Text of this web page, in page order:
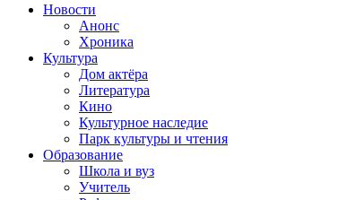
Новости
Анонс
Хроника
Культура
Дом актёра
Литература
Кино
Культурное наследие
Парк культуры и чтения
Образование
Школа и вуз
Учитель